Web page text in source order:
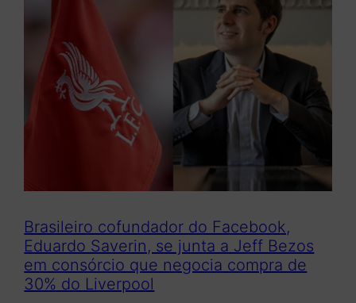
Brasileiro cofundador do Facebook,
Eduardo Saverin, se junta a Jeff Bezos
em consórcio que negocia compra de
30% do Liverpool